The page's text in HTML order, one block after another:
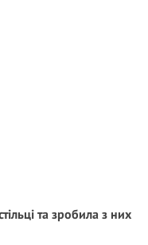
та зробила з них